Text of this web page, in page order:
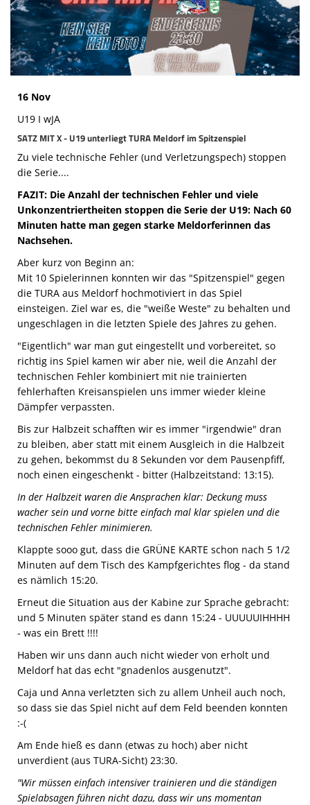
Die SpecialHaie
Teams
Trainer
ALLE SPIELE
HAIE TV
NEWSLETTER
Partner
16 Nov
U19 I wJA
SATZ MIT X - U19 unterliegt TURA Meldorf im Spitzenspiel
Zu viele technische Fehler (und Verletzungspech) stoppen
die Serie....
FAZIT: Die Anzahl der technischen Fehler und viele
Unkonzentriertheiten stoppen die Serie der U19: Nach 60
Minuten hatte man gegen starke Meldorferinnen das
Nachsehen.
Aber kurz von Beginn an:
Mit 10 Spielerinnen konnten wir das "Spitzenspiel" gegen
die TURA aus Meldorf hochmotiviert in das Spiel
einsteigen. Ziel war es, die "weiße Weste" zu behalten und
ungeschlagen in die letzten Spiele des Jahres zu gehen.
"Eigentlich" war man gut eingestellt und vorbereitet, so
richtig ins Spiel kamen wir aber nie, weil die Anzahl der
technischen Fehler kombiniert mit nie trainierten
fehlerhaften Kreisanspielen uns immer wieder kleine
Dämpfer verpassten.
Bis zur Halbzeit schafften wir es immer "irgendwie" dran
zu bleiben, aber statt mit einem Ausgleich in die Halbzeit
zu gehen, bekommst du 8 Sekunden vor dem Pausenpfiff,
noch einen eingeschenkt - bitter (Halbzeitstand: 13:15).
In der Halbzeit waren die Ansprachen klar: Deckung muss
wacher sein und vorne bitte einfach mal klar spielen und die
technischen Fehler minimieren.
Klappte sooo gut, dass die GRÜNE KARTE schon nach 5 1/2
Minuten auf dem Tisch des Kampfgerichtes flog - da stand
es nämlich 15:20.
Erneut die Situation aus der Kabine zur Sprache gebracht:
und 5 Minuten später stand es dann 15:24 - UUUUUIHHHH
- was ein Brett !!!!
Haben wir uns dann auch nicht wieder von erholt und
Meldorf hat das echt "gnadenlos ausgenutzt".
Caja und Anna verletzten sich zu allem Unheil auch noch,
so dass sie das Spiel nicht auf dem Feld beenden konnten
:-(
Am Ende hieß es dann (etwas zu hoch) aber nicht
unverdient (aus TURA-Sicht) 23:30.
"Wir müssen einfach intensiver trainieren und die ständigen
Spielabsagen führen nicht dazu, dass wir uns momentan